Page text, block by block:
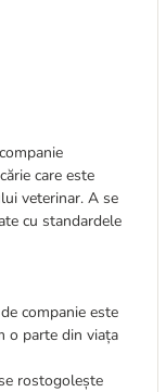
care este
veterinar. A se
cu standardele
companie este
o parte din viața
rostogolește